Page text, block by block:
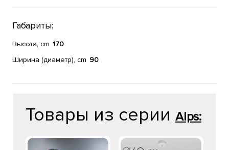
Габариты:
Высота, cm 170
Ширина (диаметр), cm 90
Товары из серии Alps: